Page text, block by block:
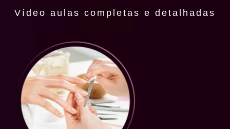
Vídeo aulas completas e detalhadas